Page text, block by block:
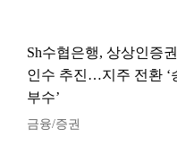
Sh수협은행, 상상인증권
인수 추진…지주 전환 ‘
부수’
금융/증권